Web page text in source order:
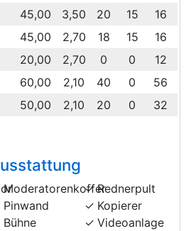
45,00 3,50 20 15 16
45,00 2,70 18 15 16
20,00 2,70 0 0 12
60,00 2,10 40 0 56
50,00 2,10 20 0 32
Moderatorenkoffer
Pinwand
Bühne
Rednerpult
Kopierer
Videoanlage